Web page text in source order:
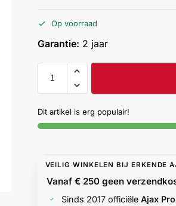
Op voorraad
Garantie: 2 jaar
Dit artikel is erg populair!
VEILIG WINKELEN BIJ ERKENDE
Vanaf € 250 geen
Sinds 2017 officiële Ajax